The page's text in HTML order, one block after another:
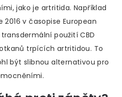
jako je artritida. Například
v časopise European
použití CBD
trpících artritidou. To
být slibnou alternativou pro